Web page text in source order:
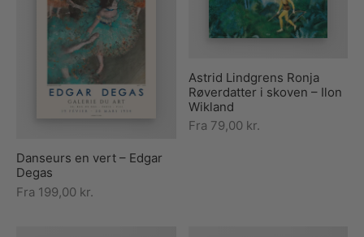
Danseurs en vert – Edgar
Degas
Fra 199,00 kr.
Astrid Lindgrens Ronja
Røverdatter i skoven – Ilon
Wikland
Fra 79,00 kr.